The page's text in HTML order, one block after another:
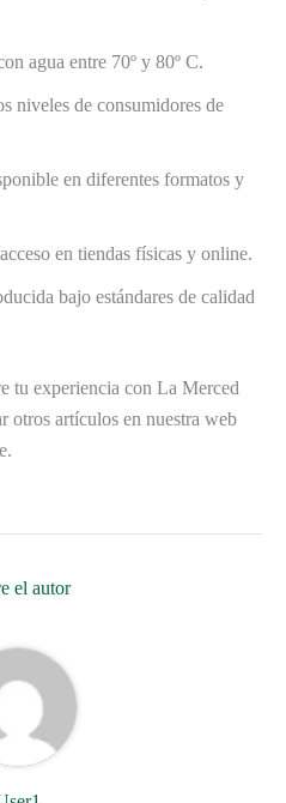
agua entre 70º y 80º C.
niveles de consumidores de
en diferentes formatos y
en tiendas físicas y online.
bajo estándares de calidad
tu experiencia con La Merced
otros artículos en nuestra web
el autor